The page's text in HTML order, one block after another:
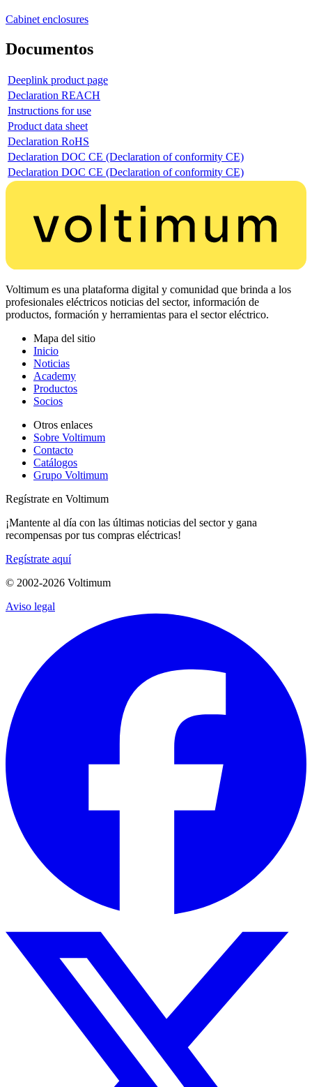
Cabinet enclosures
Documentos
Deeplink product page
Declaration REACH
Instructions for use
Product data sheet
Declaration RoHS
Declaration DOC CE (Declaration of conformity CE)
Declaration DOC CE (Declaration of conformity CE)
Voltimum es una plataforma digital y comunidad que brinda a los
profesionales eléctricos noticias del sector, información de
productos, formación y herramientas para el sector eléctrico.
Mapa del sitio
Inicio
Noticias
Academy
Productos
Socios
Otros enlaces
Sobre Voltimum
Contacto
Catálogos
Grupo Voltimum
Regístrate en Voltimum
¡Mantente al día con las últimas noticias del sector y gana
recompensas por tus compras eléctricas!
Regístrate aquí
© 2002-2026 Voltimum
Aviso legal